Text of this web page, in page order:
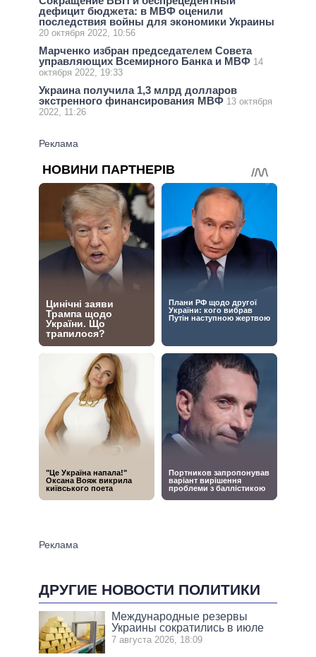
дефицит бюджета: в МВФ оценили
последствия войны для экономики Украины
20 октября 2022, 10:56
Марченко избран председателем Совета
управляющих Всемирного Банка и МВФ 14
октября 2022, 19:33
Украина получила 1,3 млрд долларов
экстренного финансирования МВФ 13 октября
2022, 11:26
ДРУГИЕ НОВОСТИ ПОЛИТИКИ
Международные резервы
Украины сократились в июле
7 августа 2026, 18:09